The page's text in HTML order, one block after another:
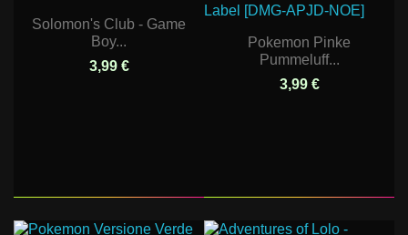
Solomon's Club - Game
Boy...
3,99 €
Pokemon Pinke
Pummeluff...
3,99 €